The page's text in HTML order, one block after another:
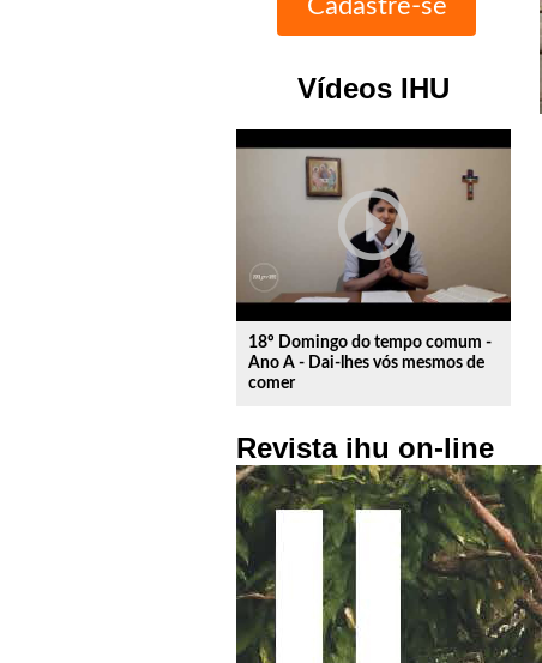
Vídeos IHU
play_circle_outline
18º Domingo do tempo comum -
Ano A - Dai-lhes vós mesmos de
comer
Revista ihu on-line